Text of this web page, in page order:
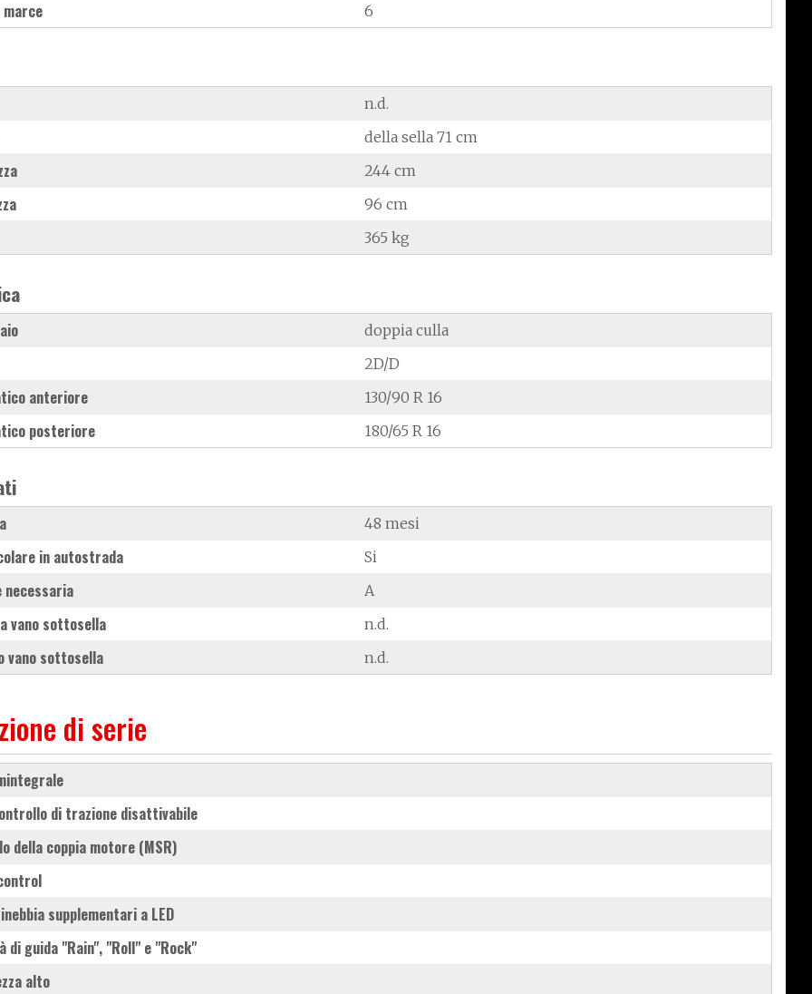
marce 6
n.d.
della sella 71 cm
244 cm
96 cm
365 kg
doppia culla
2D/D
anteriore 130/90 R 16
posteriore 180/65 R 16
48 mesi
in autostrada Si
necessaria A
vano sottosella n.d.
vano sottosella n.d.
di serie
di trazione disattivabile
della coppia motore (MSR)
supplementari a LED
di guida "Rain", "Roll" e "Rock"
alto